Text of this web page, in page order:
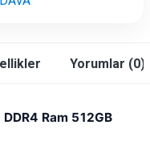
Yorumlar (0)
Ram 512GB